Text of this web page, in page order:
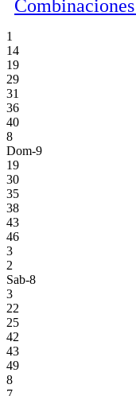
1
14
19
29
31
36
40
8
Dom-9
19
30
35
38
43
46
3
2
Sab-8
3
22
25
42
43
49
8